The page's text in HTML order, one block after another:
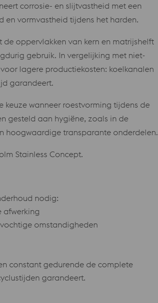
corrosie- en slijtvastheid met een
vormvastheid tijdens het harden.
oppervlakken van kern en matrijshelft
gebruik. In vergelijking met niet-
lagere productiekosten: koelkanalen
garandeert.
keuze wanneer roestvorming tijdens de
gesteld aan hygiëne, zoals in de
hoogwaardige transparante onderdelen.
Stainless Concept.
nodig:
afwerking
omstandigheden
constant gedurende de complete
garandeert.